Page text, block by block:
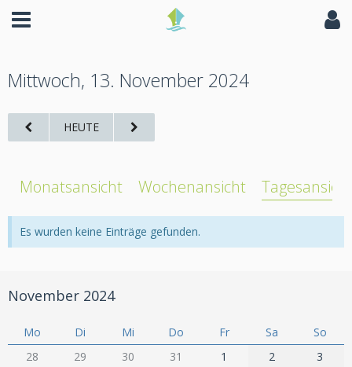
Mittwoch, 13. November 2024
HEUTE
Monatsansicht Wochenansicht Tagesansicht
Es wurden keine Einträge gefunden.
November 2024
Mo Di Mi Do Fr Sa
So
28
29 30 31 1 2
3